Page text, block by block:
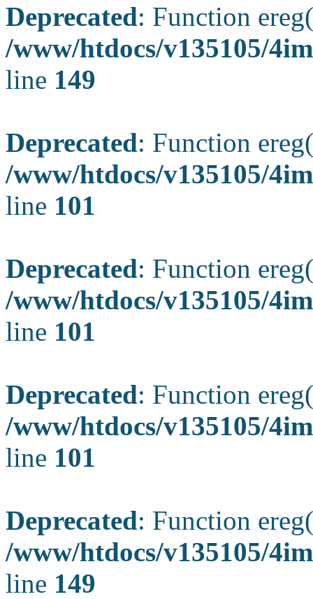
Deprecated: Function
/www/htdocs/v135105/
line 149
Deprecated: Function
/www/htdocs/v135105/
line 101
Deprecated: Function
/www/htdocs/v135105/
line 101
Deprecated: Function
/www/htdocs/v135105/
line 101
Deprecated: Function
/www/htdocs/v135105/
line 149